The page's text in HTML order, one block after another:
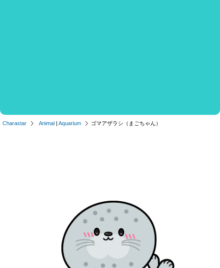
Charastar Animal | Aquarium ゴマアザラシ（まごちゃん）